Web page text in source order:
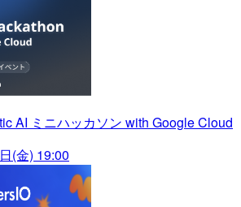
AI ミニハッカソン with Google Cloud
(金) 19:00